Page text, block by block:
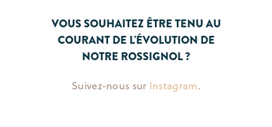
VOUS SOUHAITEZ ÊTRE TENU AU
COURANT DE L'ÉVOLUTION DE
NOTRE ROSSIGNOL ?
Suivez-nous sur Instagram.